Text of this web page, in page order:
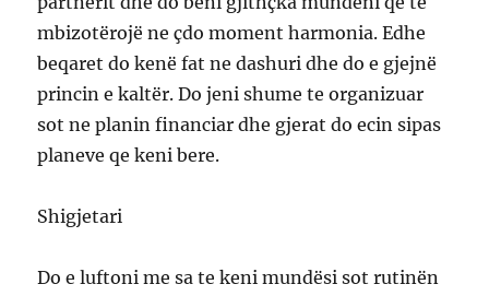
mbizotërojë ne çdo moment harmonia. Edhe
beqaret do kenë fat ne dashuri dhe do e gjejnë
princin e kaltër. Do jeni shume te organizuar
sot ne planin financiar dhe gjerat do ecin sipas
planeve qe keni bere.
Shigjetari
Do e luftoni me sa te keni mundësi sot rutinën